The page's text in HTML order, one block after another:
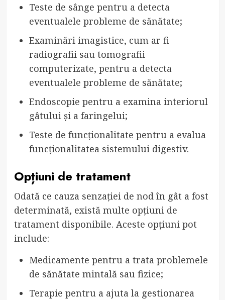
Teste de sânge pentru a detecta
eventualele probleme de sănătate;
Examinări imagistice, cum ar fi
radiografii sau tomografii
computerizate, pentru a detecta
eventualele probleme de sănătate;
Endoscopie pentru a examina interiorul
gâtului și a faringelui;
Teste de funcționalitate pentru a evalua
funcționalitatea sistemului digestiv.
Opțiuni de tratament
Odată ce cauza senzației de nod în gât a fost
determinată, există multe opțiuni de
tratament disponibile. Aceste opțiuni pot
include:
Medicamente pentru a trata problemele
de sănătate mintală sau fizice;
Terapie pentru a ajuta la gestionarea